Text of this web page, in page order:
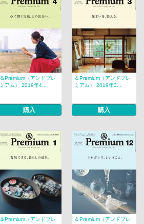
＆Premium（アンドプレ
ミアム） 2019年4...
購入
＆Premium（アンドプレ
ミアム） 2019年3...
購入
＆Premium（アンドプレ
＆Premium（アンドプレ